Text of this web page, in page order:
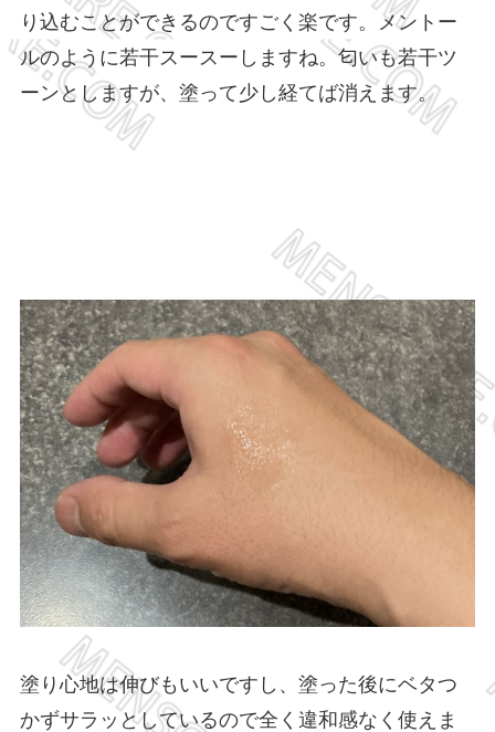
り込むことができるのですごく楽です。メントー
ルのように若干スースーしますね。匂いも若干ツ
ーンとしますが、塗って少し経てば消えます。
塗り心地は伸びもいいですし、塗った後にベタつ
かずサラッとしているので全く違和感なく使えま